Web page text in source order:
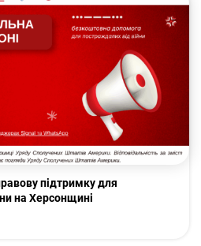
підтримку для
на Херсонщині